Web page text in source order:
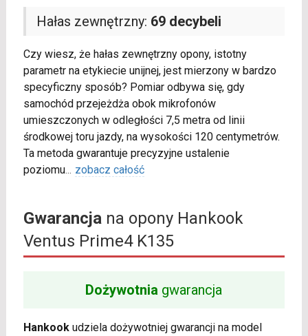
Hałas zewnętrzny: 69 decybeli
Czy wiesz, że hałas zewnętrzny opony, istotny
parametr na etykiecie unijnej, jest mierzony w bardzo
specyficzny sposób? Pomiar odbywa się, gdy
samochód przejeżdża obok mikrofonów
umieszczonych w odległości 7,5 metra od linii
środkowej toru jazdy, na wysokości 120 centymetrów.
Ta metoda gwarantuje precyzyjne ustalenie
poziomu... zobacz całość
Gwarancjana opony Hankook
Ventus Prime4 K135
Dożywotnia gwarancja
Hankookudziela dożywotniej gwarancji na model